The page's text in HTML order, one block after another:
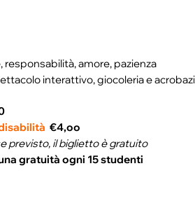
responsabilità, amore, pazienza
interattivo, giocoleria e
€4,oo
previsto, il biglietto è gratuito
gratuità ogni 15 studenti